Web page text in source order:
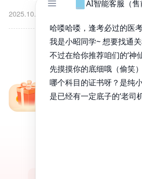
试”第二试迫在眉睫！
2025.10.27
1/194
免费备考资料包